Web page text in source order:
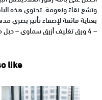
– 4 ورق تغليف أزرق سماوي – حبل مزدوج من الرافيا العشبي البني
like